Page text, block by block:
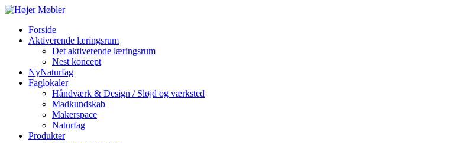
Forside
Aktiverende læringsrum
Det aktiverende læringsrum
Nest koncept
NyNaturfag
Faglokaler
Håndværk & Design / Sløjd og værksted
Madkundskab
Makerspace
Naturfag
Produkter